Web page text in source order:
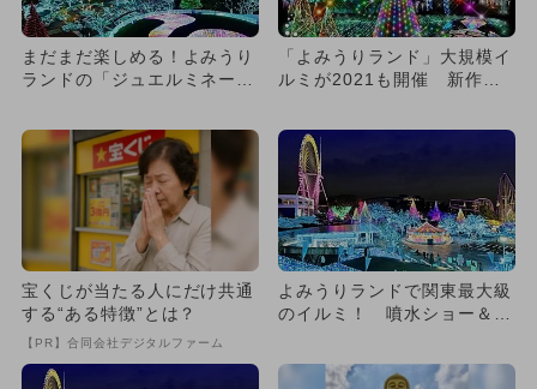
まだまだ楽しめる！よみうり
ランドの「ジュエルミネーシ
「よみうりランド」大規模イ
ルミが2021も開催 新作噴
宝くじが当たる人にだけ共通
する“ある特徴”とは？
【PR】合同会社デジタルファーム
よみうりランドで関東最大級
のイルミ！ 噴水ショー＆新